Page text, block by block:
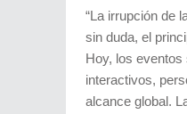
“La irrupción de
sin duda, el
Hoy, los
interactivos,
alcance global.